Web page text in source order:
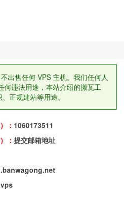
出售任何 VPS 主机。我们任何人
何违法用途，本站介绍的搬瓦工
正规建站等用途。
： 1060173511
： 提交邮箱地址